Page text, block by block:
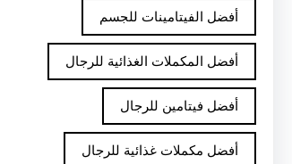
أفضل الفيتامينات للجسم
أفضل المكملات الغذائية للرجال
أفضل فيتامين للرجال
أفضل مكملات غذائية للرجال